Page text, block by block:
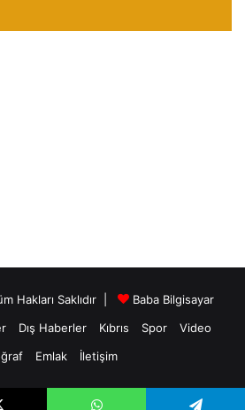
Hakları Saklıdır |
Baba Bilgisayar
Dış Haberler Kıbrıs Spor
Video
Emlak İletişim